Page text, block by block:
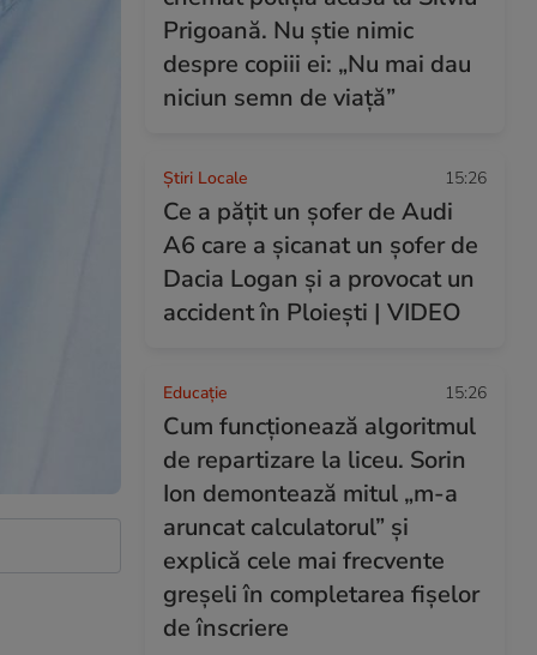
Prigoană. Nu știe nimic
despre copiii ei: „Nu mai dau
niciun semn de viață”
Știri Locale 15:26
Ce a pățit un șofer de Audi
A6 care a șicanat un șofer de
Dacia Logan și a provocat un
accident în Ploiești | VIDEO
Educație 15:26
Cum funcționează algoritmul
de repartizare la liceu. Sorin
Ion demontează mitul „m-a
aruncat calculatorul” și
explică cele mai frecvente
greșeli în completarea fișelor
de înscriere